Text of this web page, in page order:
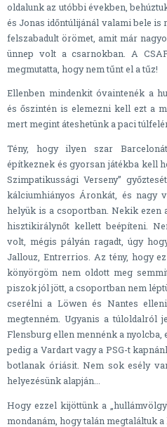
oldalunk az utóbbi években,
és Jonas időntúlijánál valami bele is
felszabadult örömet, amit már
ünnep volt a csarnokban. A
megmutatta, hogy nem tűnt el a tűz!
Ellenben mindenkit óvaintenék a
és őszintén is elemezni kell ezt a
mert megint áteshetünk a paci
Tény, hogy ilyen szar
építkeznek és gyorsan játékba kell
Szimpatikussági Verseny”
kálciumhiányos Áronkát, és nagy
helyük is a csoportban. Nekik ezen
hisztikirálynőt kellett beépíteni.
volt, mégis pályán ragadt, úgy
Jallouz, Entrerrios. Az tény, hogy
könyörgöm nem oldott meg
piszok jól jött, a csoportban nem
cserélni a Löwen és Nantes
megtenném. Ugyanis a túloldalról
Flensburg ellen mennénk a nyolcba,
pedig a Vardart vagy a PSG-t
botlanak óriásit. Nem sok esély
helyezésünk alapján...
Hogy ezzel kijöttünk a
mondanám, hogy talán megtaláltuk